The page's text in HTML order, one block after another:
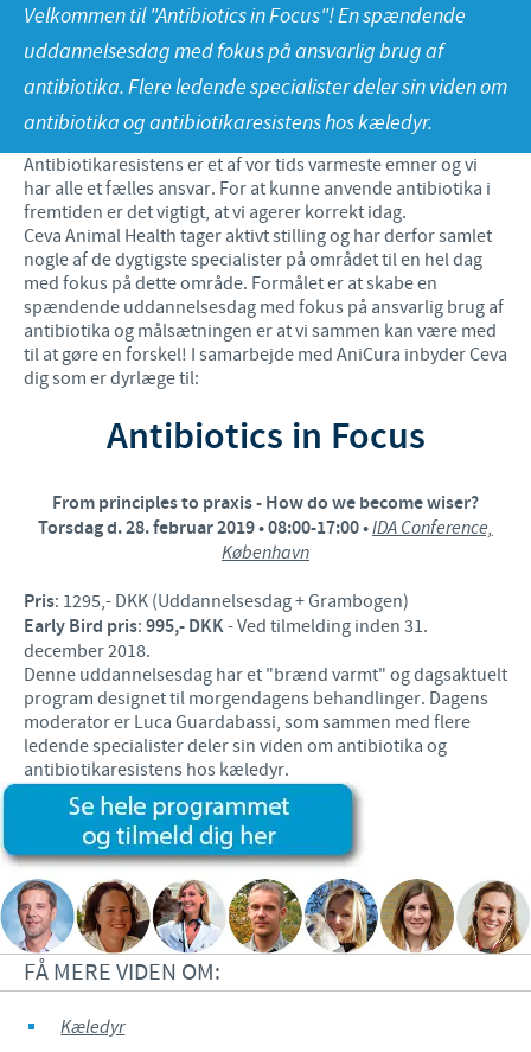
Ceva Onlineuddannelse
KONTAKT
Fjerkræ, fagspecialister
Grise, fagspecialister
Kvæg, fagspecialister
Kæledyr, fagspecialister
Administration og marketing
Ansøg om sponsorat
Indberetning af bivirkninger
Velkommen til "Antibiotics in Focus"! En spændende
uddannelsesdag med fokus på ansvarlig brug af
antibiotika. Flere ledende specialister deler sin viden om
antibiotika og antibiotikaresistens hos kæledyr.
Antibiotikaresistens er et af vor tids varmeste emner og vi
har alle et fælles ansvar. For at kunne anvende antibiotika i
fremtiden er det vigtigt, at vi agerer korrekt idag.
Ceva Animal Health tager aktivt stilling og har derfor samlet
nogle af de dygtigste specialister på området til en hel dag
med fokus på dette område. Formålet er at skabe en
spændende uddannelsesdag med fokus på ansvarlig brug af
antibiotika og målsætningen er at vi sammen kan være med
til at gøre en forskel! I samarbejde med AniCura inbyder Ceva
dig som er dyrlæge til:
Antibiotics in Focus
From principles to praxis - How do we become wiser?
Torsdag d. 28. februar 2019 • 08:00-17:00 •IDA Conference,
København
Pris: 1295,- DKK (Uddannelsesdag + Grambogen)
Early Bird pris: 995,- DKK- Ved tilmelding inden 31.
december 2018.
Denne uddannelsesdag har et "brænd varmt" og dagsaktuelt
program designet til morgendagens behandlinger. Dagens
moderator er Luca Guardabassi, som sammen med flere
ledende specialister deler sin viden om antibiotika og
antibiotikaresistens hos kæledyr.
FÅ MERE VIDEN OM:
Kæledyr